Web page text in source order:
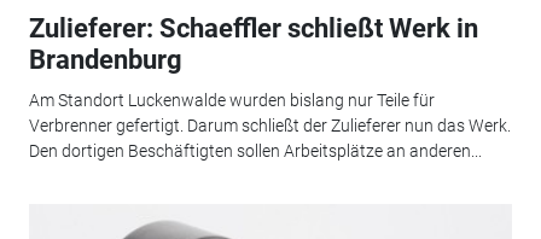
Zulieferer: Schaeffler schließt Werk in
Brandenburg
Am Standort Luckenwalde wurden bislang nur Teile für
Verbrenner gefertigt. Darum schließt der Zulieferer nun das Werk.
Den dortigen Beschäftigten sollen Arbeitsplätze an anderen...